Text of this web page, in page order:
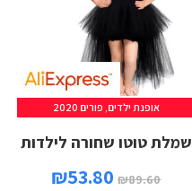
אופנת ילדים, פורים 2020
שמלת טוטו שחורה לילדות
₪89.60
₪53.80